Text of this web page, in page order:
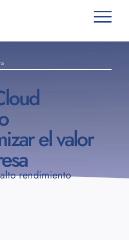
el valor
rendimiento